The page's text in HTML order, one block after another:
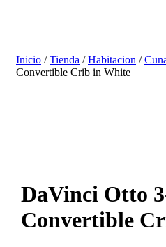
Inicio /Tienda /Habitacion /
Convertible Crib in White
DaVinci Otto
Convertible